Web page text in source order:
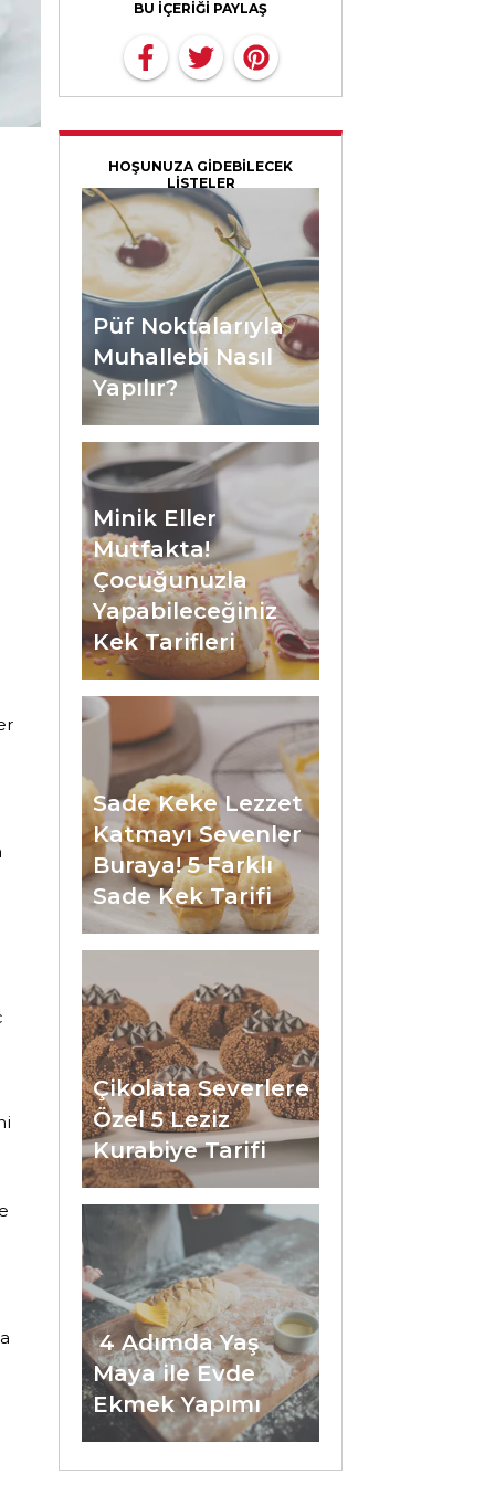
BU İÇERİĞİ PAYLAŞ
HOŞUNUZA GİDEBİLECEK
LİSTELER
Püf Noktalarıyla
Muhallebi Nasıl
Yapılır?
Minik Eller
Mutfakta!
Çocuğunuzla
Yapabileceğiniz
Kek Tarifleri
Sade Keke Lezzet
Katmayı Sevenler
Buraya! 5 Farklı
Sade Kek Tarifi
Çikolata Severlere
Özel 5 Leziz
Kurabiye Tarifi
4 Adımda Yaş
Maya ile Evde
Ekmek Yapımı